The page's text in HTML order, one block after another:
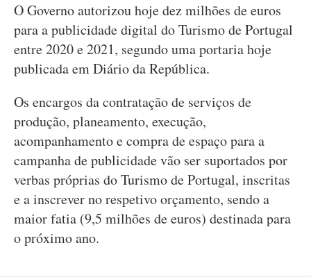
O Governo autorizou hoje dez milhões de euros
para a publicidade digital do Turismo de Portugal
entre 2020 e 2021, segundo uma portaria hoje
publicada em Diário da República.
Os encargos da contratação de serviços de
produção, planeamento, execução,
acompanhamento e compra de espaço para a
campanha de publicidade vão ser suportados por
verbas próprias do Turismo de Portugal, inscritas
e a inscrever no respetivo orçamento, sendo a
maior fatia (9,5 milhões de euros) destinada para
o próximo ano.